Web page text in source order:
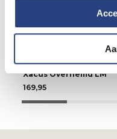
Xacus Overhemd LM
169,95